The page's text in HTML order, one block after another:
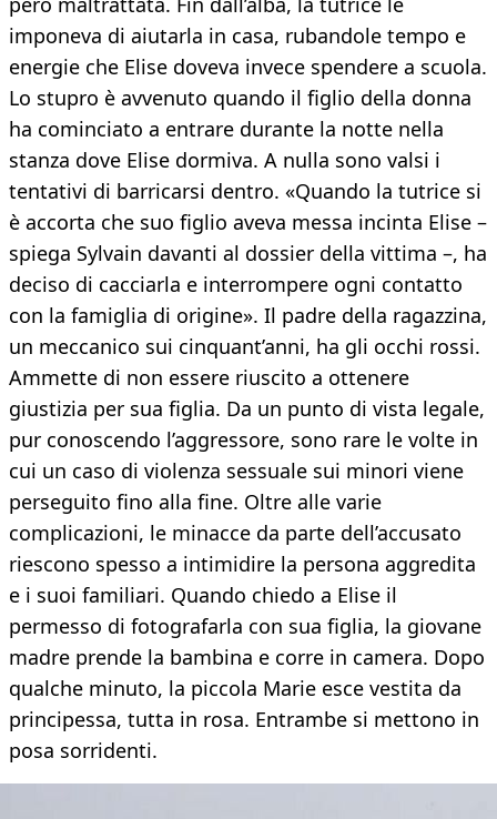
imponeva di aiutarla in casa, rubandole tempo e
energie che Elise doveva invece spendere a scuola.
Lo stupro è avvenuto quando il figlio della donna
ha cominciato a entrare durante la notte nella
stanza dove Elise dormiva. A nulla sono valsi i
tentativi di barricarsi dentro. «Quando la tutrice si
è accorta che suo figlio aveva messa incinta Elise –
spiega Sylvain davanti al dossier della vittima –, ha
deciso di cacciarla e interrompere ogni contatto
con la famiglia di origine». Il padre della ragazzina,
un meccanico sui cinquant’anni, ha gli occhi rossi.
Ammette di non essere riuscito a ottenere
giustizia per sua figlia. Da un punto di vista legale,
pur conoscendo l’aggressore, sono rare le volte in
cui un caso di violenza sessuale sui minori viene
perseguito fino alla fine. Oltre alle varie
complicazioni, le minacce da parte dell’accusato
riescono spesso a intimidire la persona aggredita
e i suoi familiari. Quando chiedo a Elise il
permesso di fotografarla con sua figlia, la giovane
madre prende la bambina e corre in camera. Dopo
qualche minuto, la piccola Marie esce vestita da
principessa, tutta in rosa. Entrambe si mettono in
posa sorridenti.